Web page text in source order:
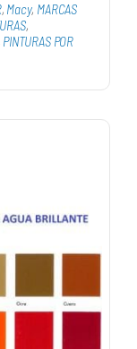
, Macy, MARCAS
,
PINTURAS POR